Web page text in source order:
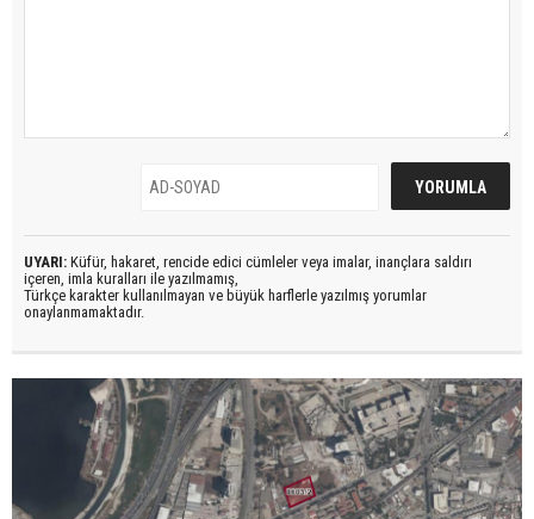
UYARI: Küfür, hakaret, rencide edici cümleler veya imalar, inançlara saldırı
içeren, imla kuralları ile yazılmamış,
Türkçe karakter kullanılmayan ve büyük harflerle yazılmış yorumlar
onaylanmamaktadır.